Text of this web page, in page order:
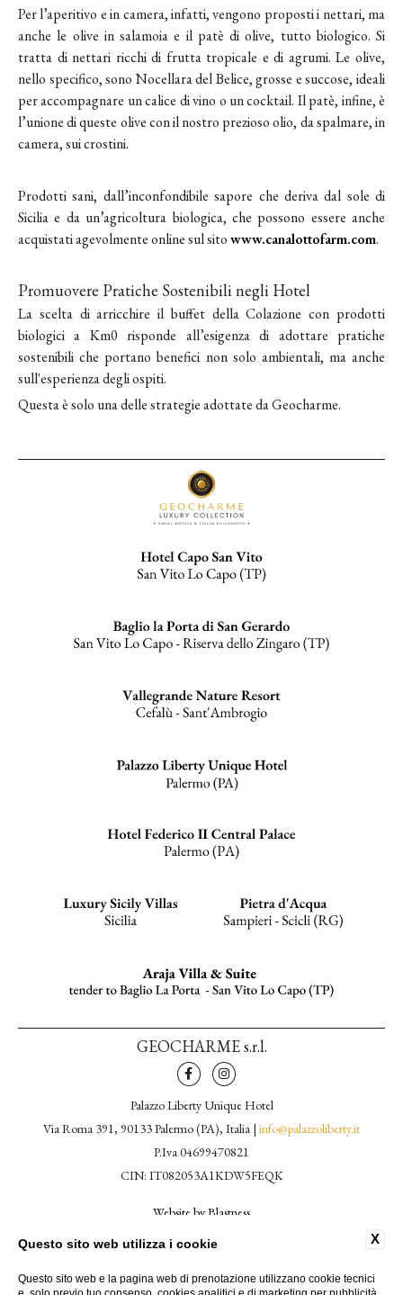
Per l’aperitivo e in camera, infatti, vengono proposti i nettari, ma
anche le olive in salamoia e il patè di olive, tutto biologico. Si
tratta di nettari ricchi di frutta tropicale e di agrumi. Le olive,
nello specifico, sono Nocellara del Belice, grosse e succose, ideali
per accompagnare un calice di vino o un cocktail. Il patè, infine, è
l’unione di queste olive con il nostro prezioso olio, da spalmare, in
camera, sui crostini.
Prodotti sani, dall’inconfondibile sapore che deriva dal sole di
Sicilia e da un’agricoltura biologica, che possono essere anche
acquistati agevolmente online sul sitowww.canalottofarm.com.
Promuovere Pratiche Sostenibili negli Hotel
La scelta di arricchire il buffet della Colazione con prodotti
biologici a Km0 risponde all’esigenza di adottare pratiche
sostenibili che portano benefici non solo ambientali, ma anche
sull'esperienza degli ospiti.
Questa è solo una delle strategie adottate da Geocharme.
GEOCHARME s.r.l.
Palazzo Liberty Unique Hotel
Via Roma 391, 90133 Palermo (PA), Italia | info@palazzoliberty.it
P.Iva 04699470821
CIN: IT082053A1KDW5FEQK
Website by Blastness
CONTATTI
DATI SOCIETARI
X
Questo sito web utilizza i cookie
Questo sito web e la pagina web di prenotazione utilizzano cookie tecnici